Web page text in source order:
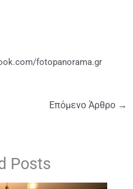
fotopanorama.gr
Επόμενο Άρθρο →
Posts